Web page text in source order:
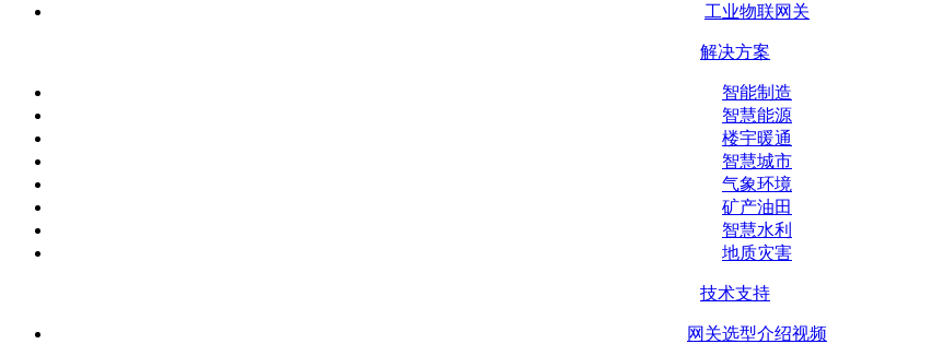
工业物联网关
解决方案
智能制造
智慧能源
楼宇暖通
智慧城市
气象环境
矿产油田
智慧水利
地质灾害
技术支持
网关选型介绍视频